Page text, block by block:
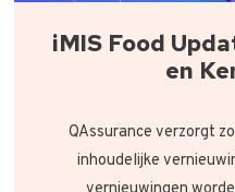
iMIS Food
en
QAssurance verzorgt
inhoudelijke